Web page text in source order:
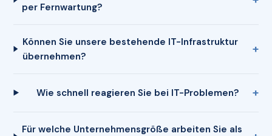
per Fernwartung?
Können Sie unsere bestehende IT-Infrastruktur
übernehmen?
Wie schnell reagieren Sie bei IT-Problemen?
Für welche Unternehmensgröße arbeiten Sie als